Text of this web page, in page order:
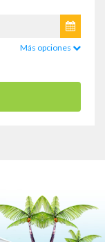
Más opciones